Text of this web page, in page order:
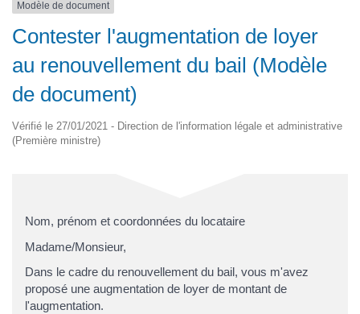
Modèle de document
Contester l'augmentation de loyer
au renouvellement du bail (Modèle
de document)
Vérifié le 27/01/2021 - Direction de l'information légale et administrative
(Première ministre)
Nom, prénom et coordonnées du locataire
Madame/Monsieur,
Dans le cadre du renouvellement du bail, vous m'avez
proposé une augmentation de loyer de montant de
l'augmentation.